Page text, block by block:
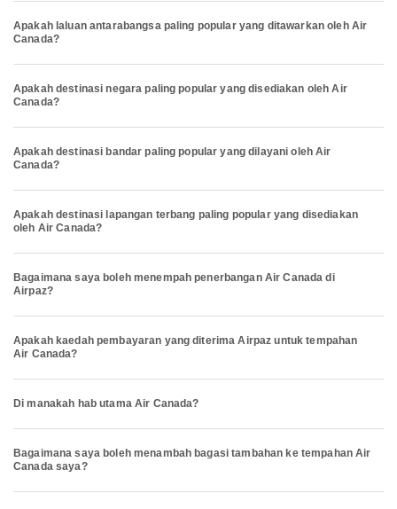
Apakah laluan antarabangsa paling popular yang ditawarkan oleh Air
Canada?
Apakah destinasi negara paling popular yang disediakan oleh Air
Canada?
Apakah destinasi bandar paling popular yang dilayani oleh Air
Canada?
Apakah destinasi lapangan terbang paling popular yang disediakan
oleh Air Canada?
Bagaimana saya boleh menempah penerbangan Air Canada di
Airpaz?
Apakah kaedah pembayaran yang diterima Airpaz untuk tempahan
Air Canada?
Di manakah hab utama Air Canada?
Bagaimana saya boleh menambah bagasi tambahan ke tempahan Air
Canada saya?